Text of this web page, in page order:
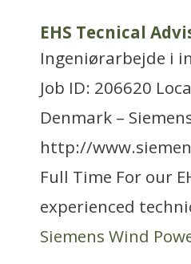
EHS Tecnical
Ingeniørarbejde i
Job ID: 206620
Denmark –
http://
Full Time For our
experienced
Siemens Wind